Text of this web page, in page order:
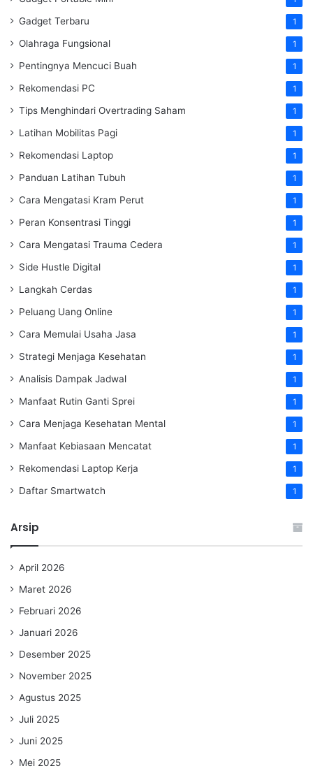
Gadget Terbaru 1
Olahraga Fungsional 1
Pentingnya Mencuci Buah 1
Rekomendasi PC 1
Tips Menghindari Overtrading Saham 1
Latihan Mobilitas Pagi 1
Rekomendasi Laptop 1
Panduan Latihan Tubuh 1
Cara Mengatasi Kram Perut 1
Peran Konsentrasi Tinggi 1
Cara Mengatasi Trauma Cedera 1
Side Hustle Digital 1
Langkah Cerdas 1
Peluang Uang Online 1
Cara Memulai Usaha Jasa 1
Strategi Menjaga Kesehatan 1
Analisis Dampak Jadwal 1
Manfaat Rutin Ganti Sprei 1
Cara Menjaga Kesehatan Mental 1
Manfaat Kebiasaan Mencatat 1
Rekomendasi Laptop Kerja 1
Daftar Smartwatch 1
Arsip
April 2026
Maret 2026
Februari 2026
Januari 2026
Desember 2025
November 2025
Agustus 2025
Juli 2025
Juni 2025
Mei 2025